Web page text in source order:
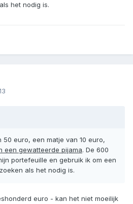
het nodig is.
euro, een matje van 10 euro,
een gewatteerde pijama. De 600
portefeuille en gebruik ik om een
als het nodig is.
euro - kan het niet moeilijk